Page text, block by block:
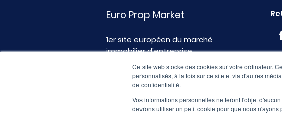
Ce site web stocke des cookies sur votre ordinateur.
personnalisés, à la fois sur ce site et via d'autres
de confidentialité.
Vos informations personnelles ne feront l'objet
devrons utiliser un petit cookie pour que nous n'ayons
Euro Prop Market
1er site européen du marché
immobilier d'entreprise